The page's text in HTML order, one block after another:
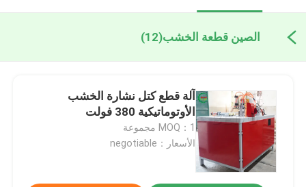
الصين قطعة الخشب(12)
آلة قطع كتل نشارة الخشب
الأوتوماتيكية 380 فولت
MOQ：1 مجموعة
الأسعار：negotiable